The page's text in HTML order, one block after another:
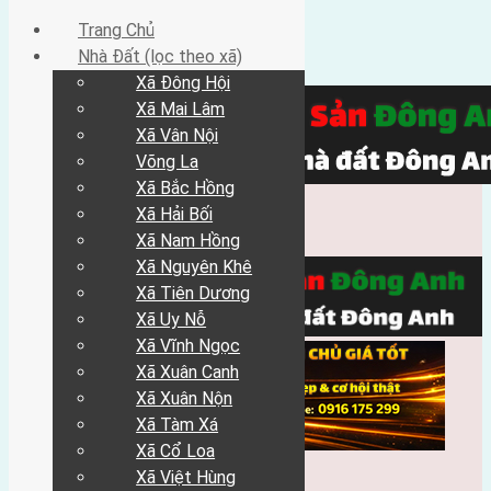
Trang Chủ
Trang Chủ
Nhà Đất (lọc theo xã)
Xã Đông Hội
Xã Mai Lâm
Xã Vân Nội
Võng La
Xã Bắc Hồng
Xã Hải Bối
Xã Nam Hồng
Xã Nguyên Khê
Xã Tiên Dương
Xã Uy Nỗ
Xã Vĩnh Ngọc
Xã Xuân Canh
Xã Xuân Nộn
Xã Tàm Xá
Xã Cổ Loa
Xã Việt Hùng